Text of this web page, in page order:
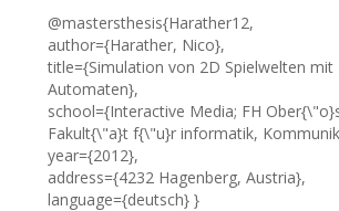
@mastersthesis{Harather12,
author={Harather, Nico},
title={Simulation von 2D Spielwelten mit
Automaten},
school={Interactive Media; FH
Fakult{\"a}t f{\"u}r informatik,
year={2012},
address={4232 Hagenberg, Austria},
language={deutsch} }